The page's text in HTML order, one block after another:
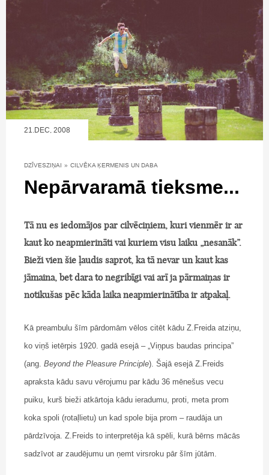
21.DEC, 2008
DZĪVESZIŅAI » CILVĒKA ĶERMENIS UN DABA
Nepārvaramā tieksme...
Tā nu es iedomājos par cilvēciņiem, kuri vienmēr ir ar
kaut ko neapmierināti vai kuriem visu laiku „nesanāk”.
Bieži vien šie ļaudis saprot, ka tā nevar un kaut kas
jāmaina, bet dara to negribīgi vai arī ja pārmaiņas ir
notikušas pēc kāda laika neapmierinātība ir atpakaļ.
Kā preambulu šīm pārdomām vēlos citēt kādu Z.Freida atziņu,
ko viņš ietērpis 1920. gadā esejā – „Viņpus baudas principa”
(ang. Beyond the Pleasure Principle). Šajā esejā Z.Freids
apraksta kādu savu vērojumu par kādu 36 mēnešus vecu
puiku, kurš bieži atkārtoja kādu ieradumu, proti, meta prom
koka spoli (rotaļlietu) un kad spole bija prom – raudāja un
pārdzīvoja. Z.Freids to interpretēja kā spēli, kurā bērns mācās
sadzīvot ar zaudējumu un ņemt virsroku pār šīm jūtām.